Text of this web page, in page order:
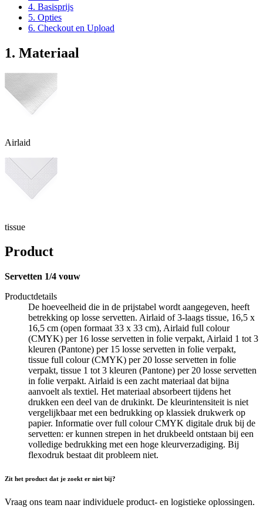
4. Basisprijs
5. Opties
6. Checkout en Upload
1. Materiaal
Airlaid
tissue
Product
Servetten 1/4 vouw
Productdetails
De hoeveelheid die in de prijstabel wordt aangegeven, heeft
betrekking op losse servetten. Airlaid of 3-laags tissue, 16,5 x
16,5 cm (open formaat 33 x 33 cm), Airlaid full colour
(CMYK) per 16 losse servetten in folie verpakt, Airlaid 1 tot 3
kleuren (Pantone) per 15 losse servetten in folie verpakt,
tissue full colour (CMYK) per 20 losse servetten in folie
verpakt, tissue 1 tot 3 kleuren (Pantone) per 20 losse servetten
in folie verpakt. Airlaid is een zacht materiaal dat bijna
aanvoelt als textiel. Het materiaal absorbeert tijdens het
drukken een deel van de drukinkt. De kleurintensiteit is niet
vergelijkbaar met een bedrukking op klassiek drukwerk op
papier. Informatie over full colour CMYK digitale druk bij de
servetten: er kunnen strepen in het drukbeeld ontstaan bij een
volledige bedrukking met een hoge kleurverzadiging. Bij
flexodruk bestaat dit probleem niet.
Zit het product dat je zoekt er niet bij?
Vraag ons team naar individuele product- en logistieke oplossingen.